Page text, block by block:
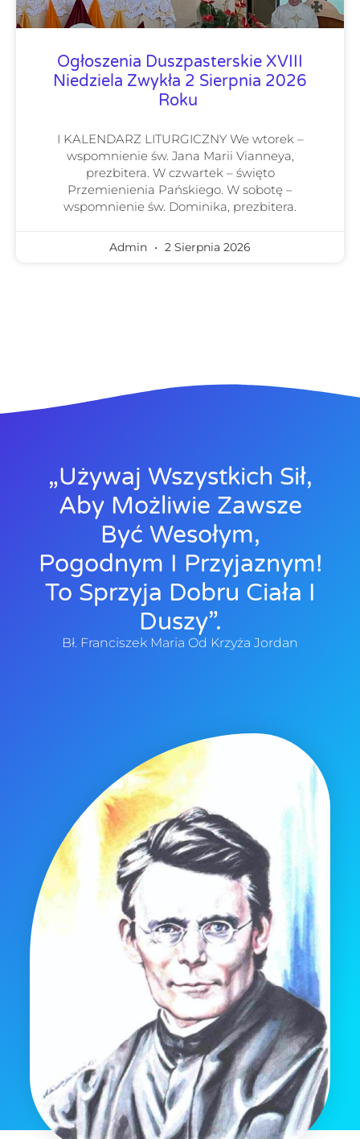
Ogłoszenia Duszpasterskie XVIII
Niedziela Zwykła 2 Sierpnia 2026
Roku
I KALENDARZ LITURGICZNY We wtorek –
wspomnienie św. Jana Marii Vianneya,
prezbitera. W czwartek – święto
Przemienienia Pańskiego. W sobotę –
wspomnienie św. Dominika, prezbitera.
Admin 2 Sierpnia 2026
„Używaj Wszystkich Sił,
Aby Możliwie Zawsze
Być Wesołym,
Pogodnym I Przyjaznym!
To Sprzyja Dobru Ciała I
Duszy”.
Bł. Franciszek Maria Od Krzyża Jordan